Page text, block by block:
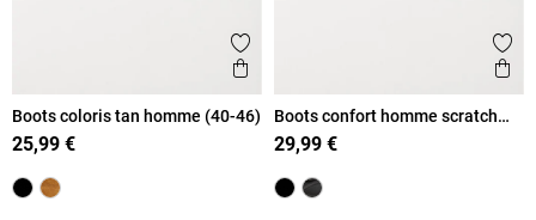
Ajouter aux favoris
Aperçu rapide
Boots coloris tan homme (40-46)
25,99 €
Boots confort homme scratch
(40-46)
29,99 €